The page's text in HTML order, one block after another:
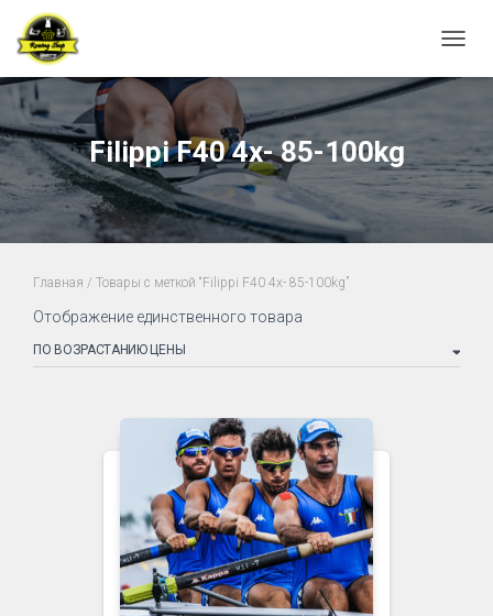
Filippi F40 4x- 85-100kg
Главная / Товары с меткой “Filippi F40 4x- 85-100kg”
Отображение единственного товара